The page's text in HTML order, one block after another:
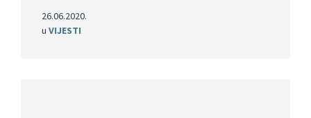
26.06.2020.
u VIJESTI